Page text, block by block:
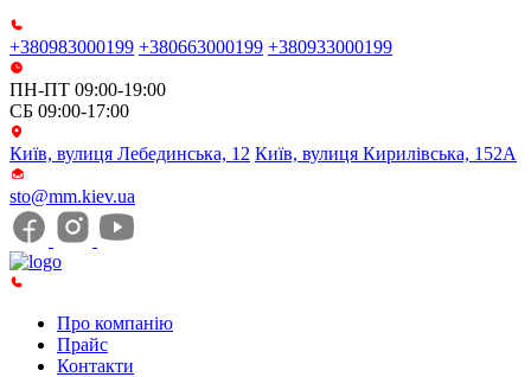
+380983000199 +380663000199 +380933000199
ПН-ПТ 09:00-19:00
СБ 09:00-17:00
Київ, вулиця Лебединська, 12 Київ, вулиця Кирилівська, 152А
sto@mm.kiev.ua
Про компанію
Прайс
Контакти